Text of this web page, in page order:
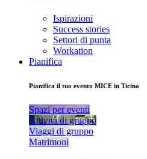
Ispirazioni
Success stories
Settori di punta
Workation
Pianifica
Pianifica il tuo evento MICE in Ticino
Spazi per eventi
Attività di gruppo
Viaggi di gruppo
Matrimoni